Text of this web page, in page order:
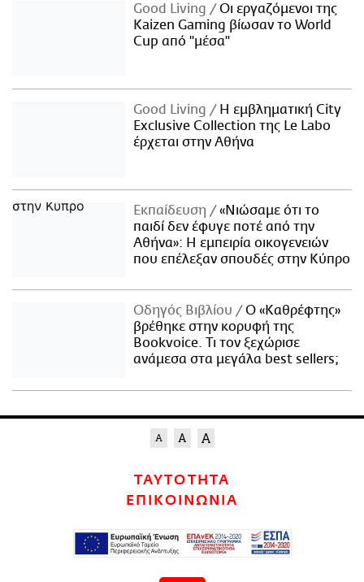
Good Living
Οι εργαζόμενοι της
Kaizen Gaming βίωσαν το World
Cup από "μέσα"
Good Living
Η εμβληματική City
Exclusive Collection της Le Labo
έρχεται στην Αθήνα
Εκπαίδευση
«Νιώσαμε ότι το
παιδί δεν έφυγε ποτέ από την
Αθήνα»: Η εμπειρία οικογενειών
που επέλεξαν σπουδές στην Κύπρο
Οδηγός Βιβλίου
Ο «Καθρέφτης»
βρέθηκε στην κορυφή της
Bookvoice. Τι τον ξεχώρισε
ανάμεσα στα μεγάλα best sellers;
ΤΑΥΤΟΤΗΤΑ
ΕΠΙΚΟΙΝΩΝΙΑ